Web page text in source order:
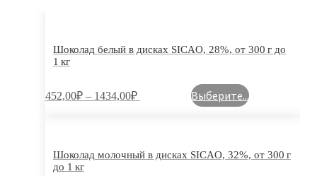
Шоколад белый в дисках SICAO, 28%, от 300 г до
1 кг
452,00₽ – 1434,00₽ Выберите...
Шоколад молочный в дисках SICAO, 32%, от 300 г
до 1 кг